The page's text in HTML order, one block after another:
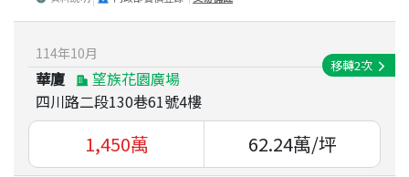
114年10月
華廈
望族花園廣場
四川路二段130巷61號4樓
移轉2次
1,450萬 62.24萬/坪